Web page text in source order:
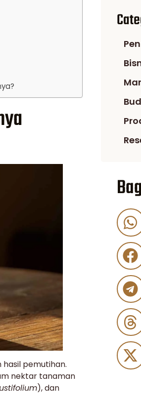
pemutihan.
nektar tanaman
), dan